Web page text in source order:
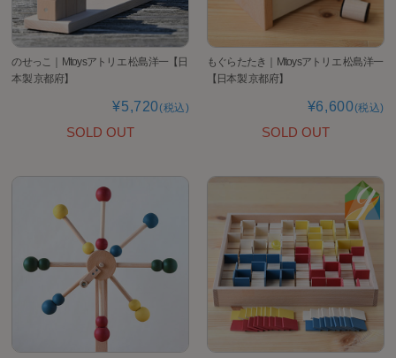
のせっこ｜Mtoysアトリエ 松島洋一【日
本製 京都府】
¥5,720(税込)
SOLD OUT
もぐらたたき｜Mtoysアトリエ 松島洋一
【日本製 京都府】
¥6,600(税込)
SOLD OUT